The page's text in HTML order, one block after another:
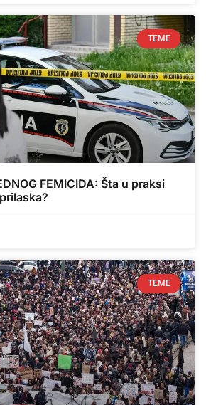
TEME
FEMICIDA: Šta u praksi
TEME